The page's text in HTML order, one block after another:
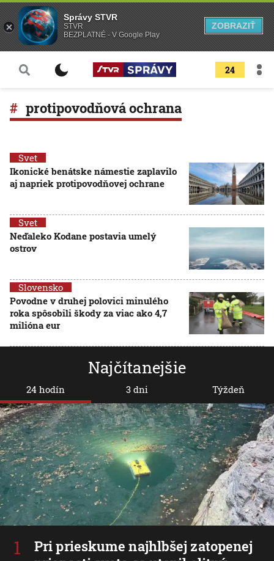
24
protipovodňová ochrana
Svet
Ikonické benátske námestie zaplavilo
aj napriek protipovodňovej ochrane
Svet
Neďaleko Kodane postavia umelý
ostrov
Slovensko
Povodne v druhej polovici minulého
roka spôsobili škody za viac ako 4,7
milióna eur
Najčítanejšie
24 hodín
Pri prieskume najhlbšej zatopenej
3 dni Týždeň
Správy STVR
STVR
BEZPLATNÉ - V Google Play
ZOBRAZIŤ